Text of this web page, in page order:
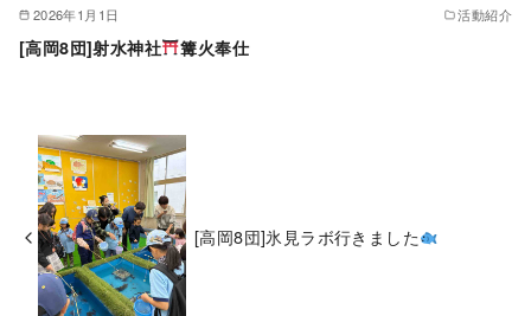
2026年1月1日 活動紹介
[高岡8団]射水神社 篝火奉仕
[高岡8団]氷見ラボ行きました